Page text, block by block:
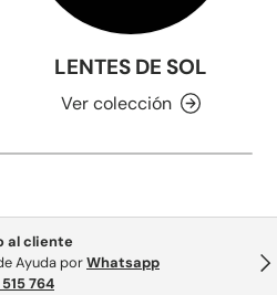
LENTES DE SOL
Ver colección
al cliente
Ayuda porWhatsapp
764